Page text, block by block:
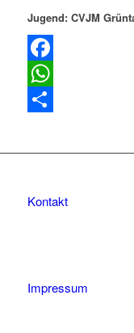
Jugend: CVJM
Facebook
WhatsApp
Kontakt
Impressum